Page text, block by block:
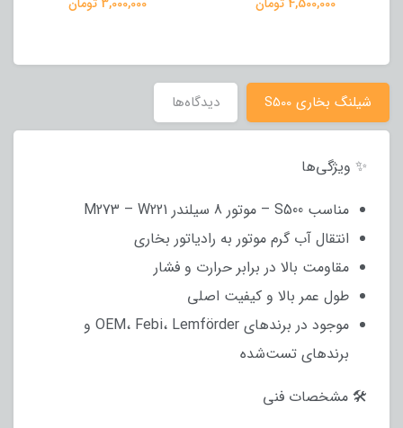
شیلنگ بخاری S500 دیدگاه‌ها
✨ ویژگی‌ها
مناسب S500 – موتور 8 سیلندر M273 – W221
انتقال آب گرم موتور به رادیاتور بخاری
مقاومت بالا در برابر حرارت و فشار
طول عمر بالا و کیفیت اصلی
موجود در برندهای OEM، Febi، Lemförder و
برندهای تست‌شده
🛠 مشخصات فنی